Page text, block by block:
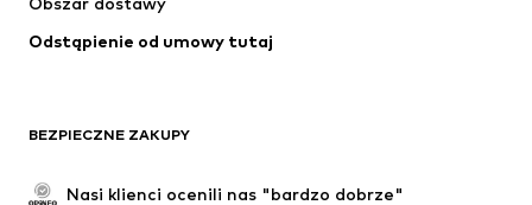
Bielizna
Płaszcze
Spódnice
Specjalne okazje
Odstąpienie od umowy tutaj
BEZPIECZNE ZAKUPY
Nasi klienci ocenili nas "bardzo dobrze"